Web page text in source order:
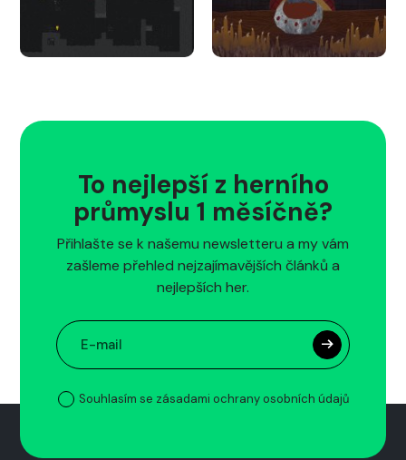
To nejlepší z herního
průmyslu 1 měsíčně?
Přihlašte se k našemu newsletteru a my vám
zašleme přehled nejzajímavějších článků a
nejlepších her.
Souhlasím se zásadami ochrany osobních údajů